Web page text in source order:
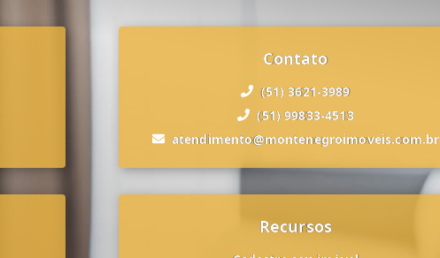
Contato
(51) 3621-3989
(51) 99833-4513
atendimento@montenegroimoveis.com.br
Recursos